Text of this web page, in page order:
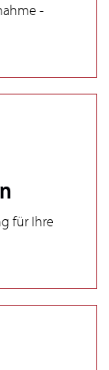
-
für Ihre